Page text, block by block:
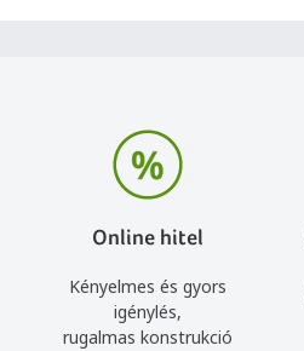
Online hitel
Kényelmes és gyors
igénylés,
rugalmas konstrukció